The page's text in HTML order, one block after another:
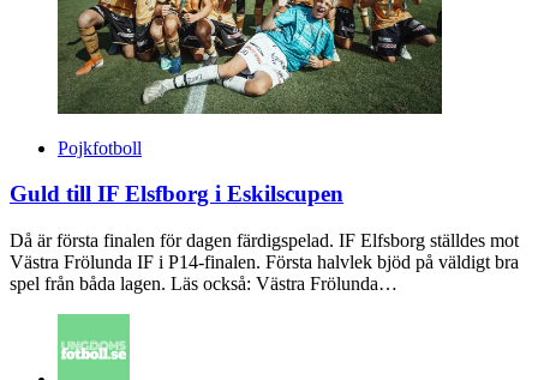
Pojkfotboll
Guld till IF Elsfborg i Eskilscupen
Då är första finalen för dagen färdigspelad. IF Elfsborg ställdes mot
Västra Frölunda IF i P14-finalen. Första halvlek bjöd på väldigt bra
spel från båda lagen. Läs också: Västra Frölunda…